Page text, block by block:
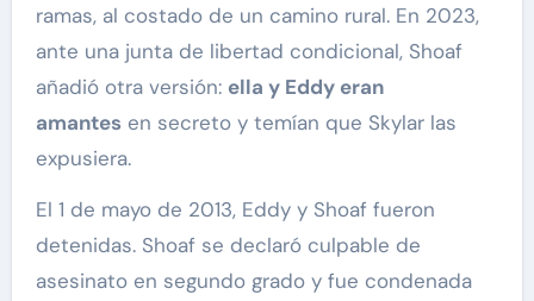
ramas, al costado de un camino rural. En 2023,
ante una junta de libertad condicional, Shoaf
añadió otra versión: ella y Eddy eran
amantesen secreto y temían que Skylar las
expusiera.
El 1 de mayo de 2013, Eddy y Shoaf fueron
detenidas. Shoaf se declaró culpable de
asesinato en segundo grado y fue condenada